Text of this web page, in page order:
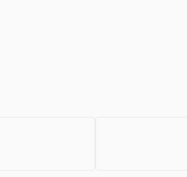
ALUNOS DA ESCOLA